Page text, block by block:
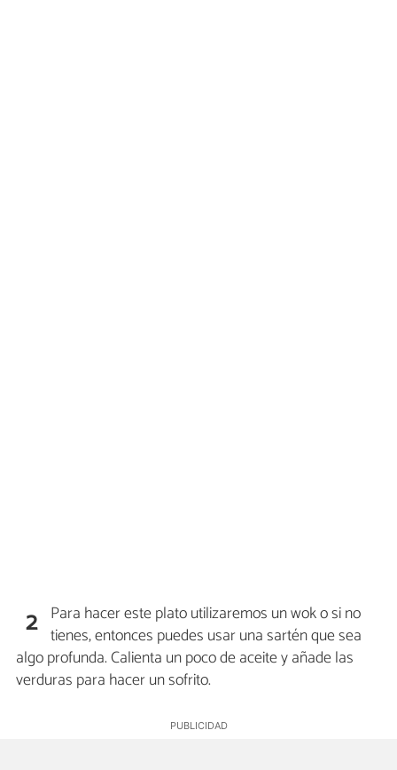
2 Para hacer este plato utilizaremos un wok o si no
tienes, entonces puedes usar una sartén que sea
algo profunda. Calienta un poco de aceite y añade las
verduras para hacer un sofrito.